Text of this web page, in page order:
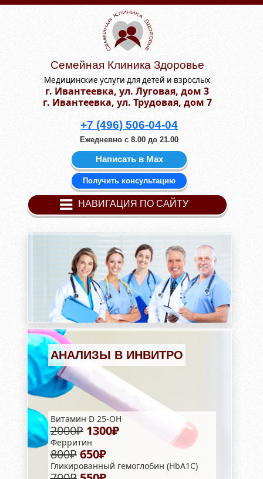
Семейная Клиника Здоровье
Медицинские услуги для детей и взрослых
г. Ивантеевка, ул. Луговая, дом 3
г. Ивантеевка, ул. Трудовая, дом 7
+7 (496) 506-04-04
Ежедневно с 8.00 до 21.00
Написать в Мах
Получить консультацию
НАВИГАЦИЯ ПО САЙТУ
АНАЛИЗЫ В ИНВИТРО
Витамин D 25-OH
2000₽1300₽
Ферритин
800₽650₽
Гликированный гемоглобин (HbA1С)